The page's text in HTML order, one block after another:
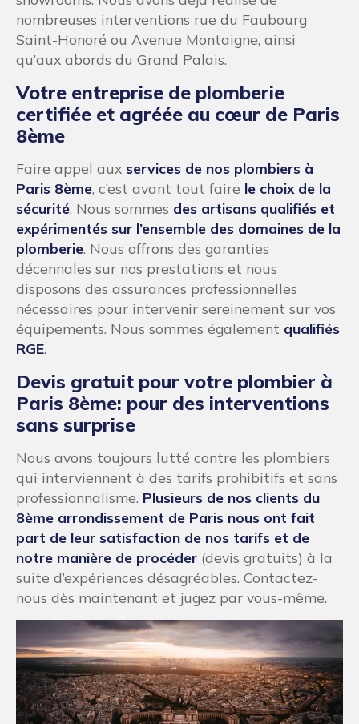
nombreuses interventions rue du Faubourg
Saint-Honoré ou Avenue Montaigne, ainsi
qu’aux abords du Grand Palais.
Votre entreprise de plomberie
certifiée et agréée au cœur de Paris
8ème
Faire appel aux services de nos plombiers à
Paris 8ème, c’est avant tout faire le choix de la
sécurité. Nous sommes des artisans qualifiés et
expérimentés sur l’ensemble des domaines de la
plomberie. Nous offrons des garanties
décennales sur nos prestations et nous
disposons des assurances professionnelles
nécessaires pour intervenir sereinement sur vos
équipements. Nous sommes également qualifiés
RGE.
Devis gratuit pour votre plombier à
Paris 8ème: pour des interventions
sans surprise
Nous avons toujours lutté contre les plombiers
qui interviennent à des tarifs prohibitifs et sans
professionnalisme. Plusieurs de nos clients du
8ème arrondissement de Paris nous ont fait
part de leur satisfaction de nos tarifs et de
notre manière de procéder (devis gratuits) à la
suite d’expériences désagréables. Contactez-
nous dès maintenant et jugez par vous-même.